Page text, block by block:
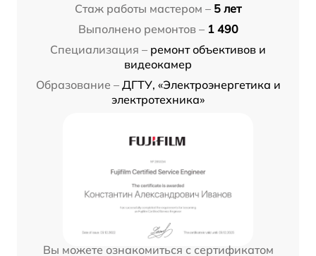
Стаж работы мастером – 5 лет
Выполнено ремонтов – 1 490
Специализация – ремонт объективов и
видеокамер
Образование – ДГТУ, «Электроэнергетика и
электротехника»
Вы можете ознакомиться с сертификатом